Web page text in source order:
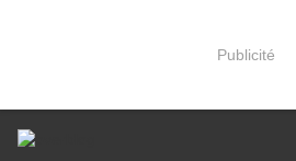
Publicité